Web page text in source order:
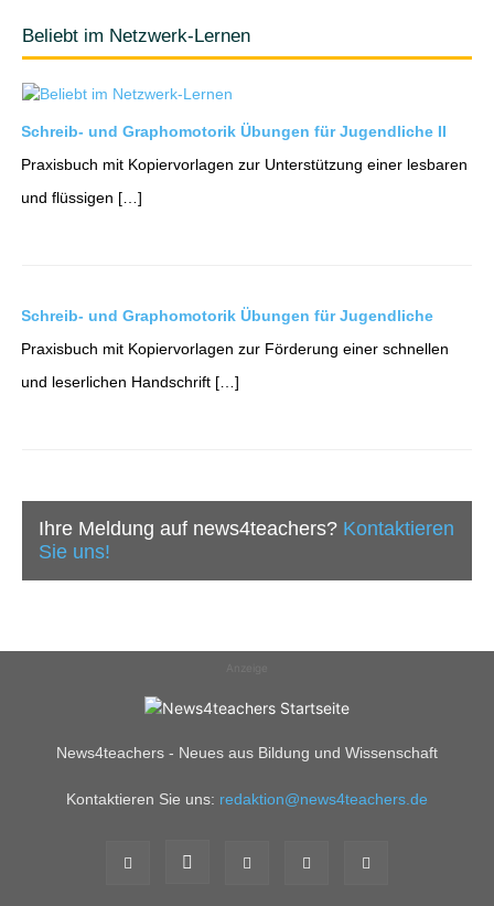
Beliebt im Netzwerk-Lernen
Schreib- und Graphomotorik Übungen für Jugendliche II
Praxisbuch mit Kopiervorlagen zur Unterstützung einer lesbaren
und flüssigen […]
Schreib- und Graphomotorik Übungen für Jugendliche
Praxisbuch mit Kopiervorlagen zur Förderung einer schnellen
und leserlichen Handschrift […]
Ihre Meldung auf news4teachers? Kontaktieren
Sie uns!
News4teachers - Neues aus Bildung und Wissenschaft
Kontaktieren Sie uns: redaktion@news4teachers.de